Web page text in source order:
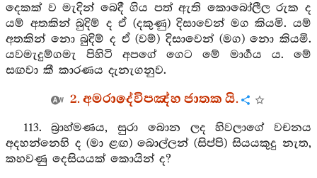
දෙකක් ව මැදින් බෙදී ගිය පත් ඇති කොබෝලීල රුක ද
යම් අතකින් බුදිම් ද ඒ (දකුණු) දිසාවෙන් මග කියමි. යම්
අතකින් නො බුදිම් ද ඒ (වම්) දිසාවෙන් (මග) නො කියමි.
යවමැදුම්ගමැ පිහිටි අපගේ ගෙට මේ මාර්‍ගය ය. මේ
සඟවා කී කාරණය දැනැගනුව.
2. අමරාදේවිපඤ්හ ජාතක යි.
113. බ්‍රාහ්මණය, සුරා බොන ලද හිවලාගේ වචනය
අදහන්නෙහි ද (මා ළඟ) බොල්ලන් (සිප්පි) සියයකුදු නැත,
කහවණු දෙසියයක් කොයින් ද?